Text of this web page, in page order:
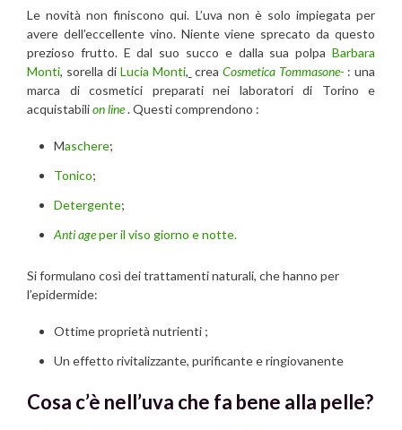
Le novità non finiscono qui. L’uva non è solo impiegata per
avere dell’eccellente vino. Niente viene sprecato da questo
prezioso frutto. E dal suo succo e dalla sua polpa Barbara
Monti, sorella di Lucia Monti, creaCosmetica Tommasone- : una
marca di cosmetici preparati nei laboratori di Torino e
acquistabilion line. Questi comprendono :
Maschere;
Tonico;
Detergente;
Anti ageper il viso giorno e notte.
Si formulano così dei trattamenti naturali, che hanno per
l’epidermide:
Ottime proprietà nutrienti ;
Un effetto rivitalizzante, purificante e ringiovanente
Cosa c’è nell’uva che fa bene alla pelle?